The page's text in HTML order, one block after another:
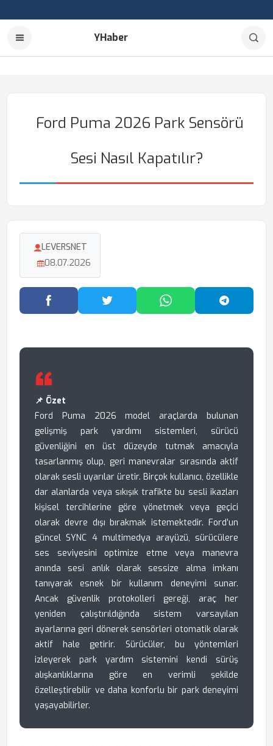
YHaber
Ford Puma 2026 Park Sensörü
Sesi Nasıl Kapatılır?
LEVERSNET
08.07.2026
Facebook'ta PaylaşTwitter'da PaylaşWhatsApp'ta Paylaş
📌 Özet
Ford Puma 2026 model araçlarda bulunan
gelişmiş park yardımı sistemleri, sürücü
güvenliğini en üst düzeyde tutmak amacıyla
tasarlanmış olup, geri manevralar sırasında aktif
olarak sesli uyarılar üretir. Birçok kullanıcı, özellikle
dar alanlarda veya sıkışık trafikte bu sesli ikazları
kişisel tercihlerine göre yönetmek veya geçici
olarak devre dışı bırakmak istemektedir. Ford’un
güncel SYNC 4 multimedya arayüzü, sürücülere
ses seviyesini optimize etme veya manevra
anında sesi anlık olarak sessize alma imkanı
tanıyarak esnek bir kullanım deneyimi sunar.
Ancak güvenlik protokolleri gereği, araç her
yeniden çalıştırıldığında sistem varsayılan
ayarlarına geri dönerek sensörleri otomatik olarak
aktif hale getirir. Sürücüler, bu yöntemleri
izleyerek park yardım sistemini kendi sürüş
alışkanlıklarına göre en verimli şekilde
özelleştirebilir ve daha konforlu bir park deneyimi
yaşayabilirler.